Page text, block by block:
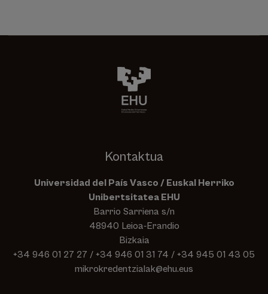
Kontaktua
Universidad del País Vasco / Euskal Herriko
Unibertsitatea EHU
Barrio Sarriena s/n
48940 Leioa-Erandio
Bizkaia
+34 946 01 27 27 / +34 946 01 31 74 / +34 945 01 43 05
mikrokredentzialak@ehu.eus